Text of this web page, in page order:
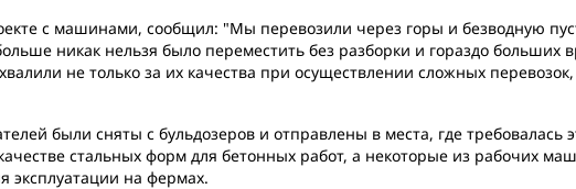
с машинами, сообщил: "Мы перевозили через горы и безводную
никак нельзя было переместить без разборки и гораздо больших
не только за их качества при осуществлении сложных перевозок,
были сняты с бульдозеров и отправлены в места, где требовалась
стальных форм для бетонных работ, а некоторые из рабочих
эксплуатации на фермах.